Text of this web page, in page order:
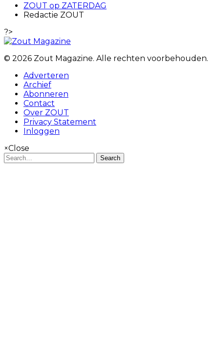
ZOUT op ZATERDAG
Redactie ZOUT
?>
© 2026 Zout Magazine. Alle rechten voorbehouden.
Adverteren
Archief
Abonneren
Contact
Over ZOUT
Privacy Statement
Inloggen
×Close
Search